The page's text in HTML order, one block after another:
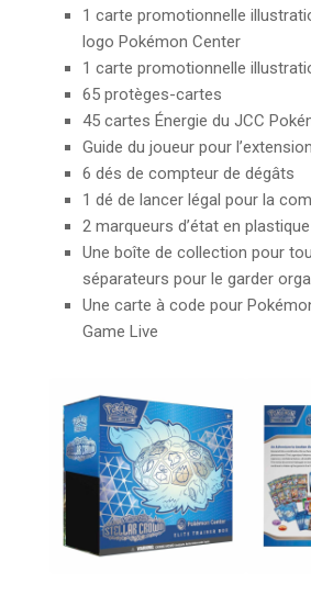
1 carte promotionnelle
logo Pokémon Center
1 carte promotionnelle
65 protèges-cartes
45 cartes Énergie du JCC
Guide du joueur pour l’extension
6 dés de compteur de dégâts
1 dé de lancer légal pour la
2 marqueurs d’état en plastique
Une boîte de collection pour
séparateurs pour le garder
Une carte à code pour
Game Live